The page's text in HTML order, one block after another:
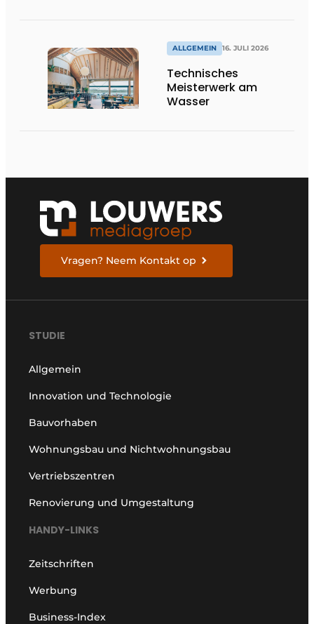
ALLGEMEIN 16. JULI 2026
Technisches
Meisterwerk am
Wasser
Vragen? Neem Kontakt op
STUDIE
Allgemein
Innovation und Technologie
Bauvorhaben
Wohnungsbau und Nichtwohnungsbau
Vertriebszentren
Renovierung und Umgestaltung
HANDY-LINKS
Zeitschriften
Werbung
Business-Index